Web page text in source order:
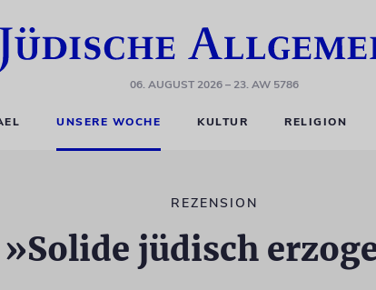
06. AUGUST 2026– 23. AW 5786
UNSERE WOCHE KULTUR RELIGION
REZENSION
»Solide jüdisch